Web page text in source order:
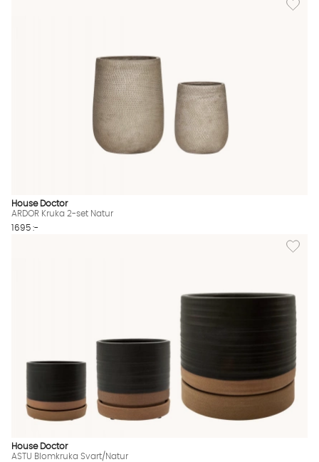
House Doctor
ARDOR Kruka 2-set Natur
1695 :-
Lägg
House Doctor
ASTU Blomkruka Svart/Natur